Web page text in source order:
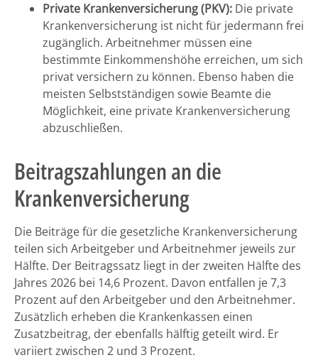
Private Krankenversicherung (PKV): Die private
Krankenversicherung ist nicht für jedermann frei
zugänglich. Arbeitnehmer müssen eine
bestimmte Einkommenshöhe erreichen, um sich
privat versichern zu können. Ebenso haben die
meisten Selbstständigen sowie Beamte die
Möglichkeit, eine private Krankenversicherung
abzuschließen.
Beitragszahlungen an die
Krankenversicherung
Die Beiträge für die gesetzliche Krankenversicherung
teilen sich Arbeitgeber und Arbeitnehmer jeweils zur
Hälfte. Der Beitragssatz liegt in der zweiten Hälfte des
Jahres 2026 bei 14,6 Prozent. Davon entfallen je 7,3
Prozent auf den Arbeitgeber und den Arbeitnehmer.
Zusätzlich erheben die Krankenkassen einen
Zusatzbeitrag, der ebenfalls hälftig geteilt wird. Er
variiert zwischen 2 und 3 Prozent.